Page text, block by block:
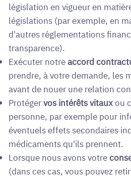
législation en vigueur en
législations (par exemple, en
d'autres réglementations
transparence).
Exécuter notreaccord
prendre, à votre demande, les
avant de nouer une relation
Protégervos intérêts vitauxou
personne, par exemple pour
éventuels effets secondaires
médicaments qu'ils prennent.
Lorsque nous avons votre
(dans ces cas, vous pouvez